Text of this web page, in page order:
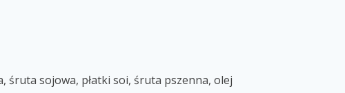
śruta sojowa, płatki soi, śruta pszenna, olej